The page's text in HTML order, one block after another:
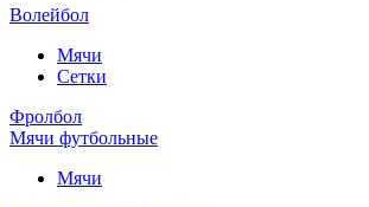
Волейбол
Мячи
Сетки
Фролбол
Мячи футбольные
Мячи